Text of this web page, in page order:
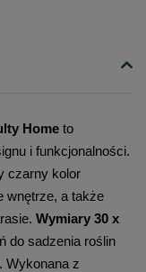
Home to
i funkcjonalności.
czarny kolor
wnętrze, a także
Wymiary 30 x
do sadzenia roślin
Wykonana z